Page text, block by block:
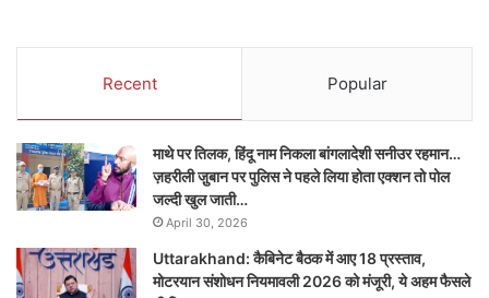
Recent Popular
माथे पर तिलक, हिंदू नाम निकला बांगलादेशी सनीउर रहमान…
ज़हरीली जु़बान पर पुलिस ने पहले लिया होता एक्शन तो पोल
जल्दी खुल जाती…
April 30, 2026
Uttarakhand: कैबिनेट बैठक में आए 18 प्रस्ताव,
मोटरयान संशोधन नियमावली 2026 को मंजूरी, ये अहम फैसले